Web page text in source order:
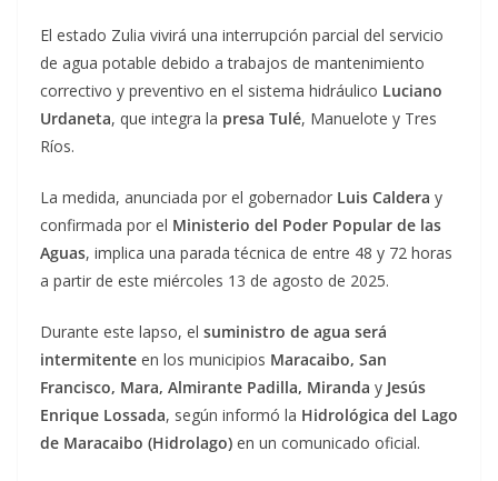
El estado Zulia vivirá una interrupción parcial del servicio
de agua potable debido a trabajos de mantenimiento
correctivo y preventivo en el sistema hidráulico Luciano
Urdaneta, que integra la presa Tulé, Manuelote y Tres
Ríos.
La medida, anunciada por el gobernador Luis Caldera y
confirmada por el Ministerio del Poder Popular de las
Aguas, implica una parada técnica de entre 48 y 72 horas
a partir de este miércoles 13 de agosto de 2025.
Durante este lapso, el suministro de agua será
intermitente en los municipios Maracaibo, San
Francisco, Mara, Almirante Padilla, Miranda y Jesús
Enrique Lossada, según informó la Hidrológica del Lago
de Maracaibo (Hidrolago) en un comunicado oficial.